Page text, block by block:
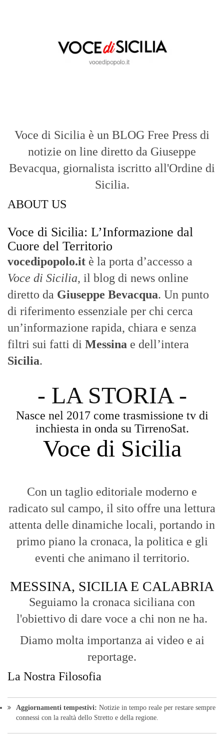
Voce di Sicilia è un BLOG Free Press di
notizie on line diretto da Giuseppe
Bevacqua, giornalista iscritto all'Ordine di
Sicilia.
ABOUT US
Voce di Sicilia: L’Informazione dal
Cuore del Territorio
vocedipopolo.it è la porta d’accesso a
Voce di Sicilia, il blog di news online
diretto da Giuseppe Bevacqua. Un punto
di riferimento essenziale per chi cerca
un’informazione rapida, chiara e senza
filtri sui fatti di Messina e dell’intera
Sicilia.
- LA STORIA -
Nasce nel 2017 come trasmissione tv di
inchiesta in onda su TirrenoSat.
Voce di Sicilia
Con un taglio editoriale moderno e
radicato sul campo, il sito offre una lettura
attenta delle dinamiche locali, portando in
primo piano la cronaca, la politica e gli
eventi che animano il territorio.
MESSINA, SICILIA E CALABRIA
Seguiamo la cronaca siciliana con
l'obiettivo di dare voce a chi non ne ha.
Diamo molta importanza ai video e ai
reportage.
La Nostra Filosofia
Aggiornamenti tempestivi: Notizie in tempo reale per restare sempre
connessi con la realtà dello Stretto e della regione.